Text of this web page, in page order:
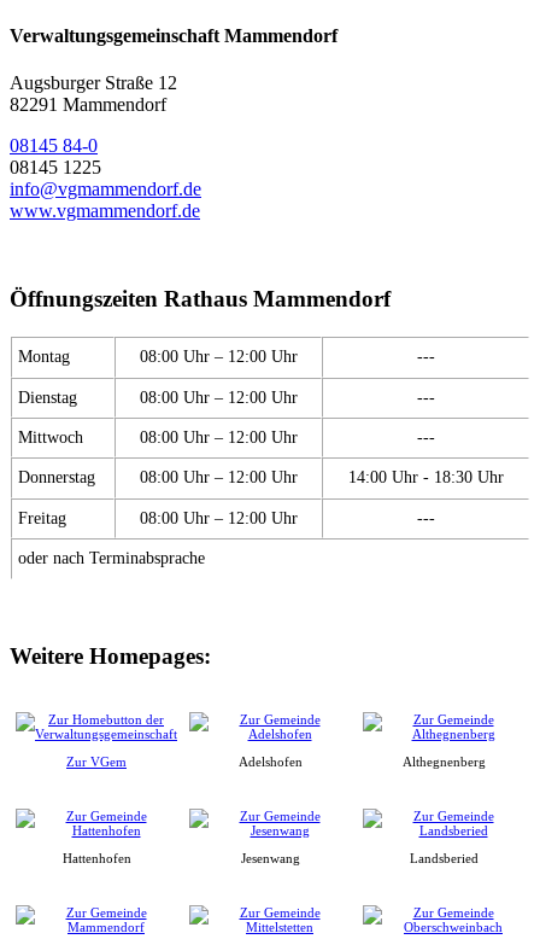
Verwaltungsgemeinschaft Mammendorf
Augsburger Straße 12
82291 Mammendorf
08145 84-0
08145 1225
info@vgmammendorf.de
www.vgmammendorf.de
Öffnungszeiten Rathaus Mammendorf
Montag 08:00 Uhr – 12:00 Uhr ---
Dienstag 08:00 Uhr – 12:00 Uhr ---
Mittwoch 08:00 Uhr – 12:00 Uhr ---
Donnerstag 08:00 Uhr – 12:00 Uhr 14:00 Uhr - 18:30 Uhr
Freitag 08:00 Uhr – 12:00 Uhr ---
oder nach Terminabsprache
Weitere Homepages:
Zur VGem Adelshofen Althegnenberg
Hattenhofen Jesenwang Landsberied